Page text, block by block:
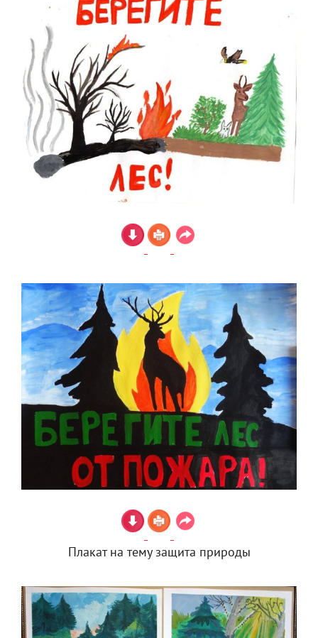
Плакат на тему защита природы